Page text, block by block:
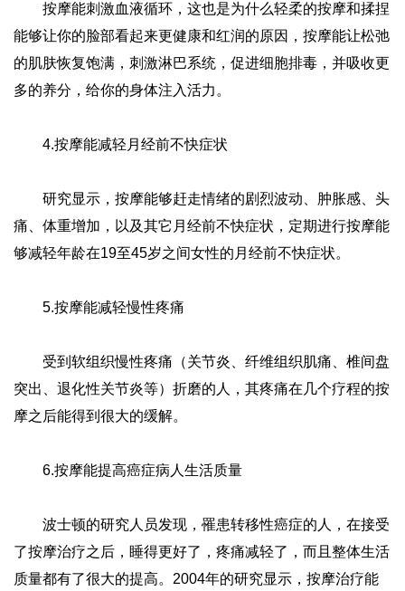
按摩能刺激血液循环，这也是为什么轻柔的按摩和揉捏
能够让你的脸部看起来更健康和红润的原因，按摩能让松弛
的肌肤恢复饱满，刺激淋巴系统，促进细胞排毒，并吸收更
多的养分，给你的身体注入活力。
4.按摩能减轻月经前不快症状
研究显示，按摩能够赶走情绪的剧烈波动、肿胀感、头
痛、体重增加，以及其它月经前不快症状，定期进行按摩能
够减轻年龄在19至45岁之间女性的月经前不快症状。
5.按摩能减轻慢性疼痛
受到软组织慢性疼痛（关节炎、纤维组织肌痛、椎间盘
突出、退化性关节炎等）折磨的人，其疼痛在几个疗程的按
摩之后能得到很大的缓解。
6.按摩能提高癌症病人生活质量
波士顿的研究人员发现，罹患转移性癌症的人，在接受
了按摩治疗之后，睡得更好了，疼痛减轻了，而且整体生活
质量都有了很大的提高。2004年的研究显示，按摩治疗能